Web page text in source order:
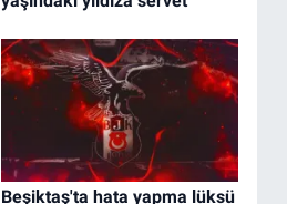
Beşiktaş'ta hata yapma lüksü